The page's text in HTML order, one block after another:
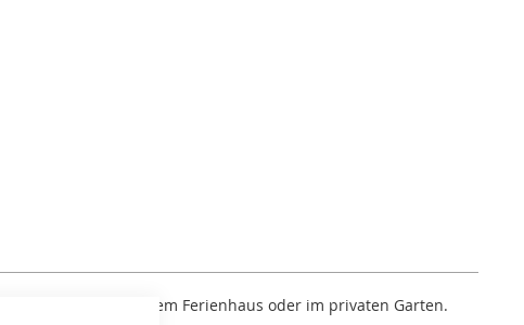
Installation in einem Ferienhaus oder im privaten Garten.